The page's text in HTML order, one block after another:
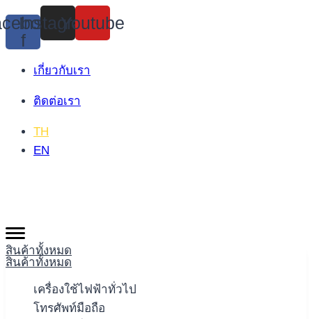
Skip
to
content
f
Instagram
Youtube
เกี่ยวกับเรา
ติดต่อเรา
TH
EN
สินค้าทั้งหมด
สินค้าทั้งหมด
เครื่องใช้ไฟฟ้าทั่วไป
โทรศัพท์มือถือ